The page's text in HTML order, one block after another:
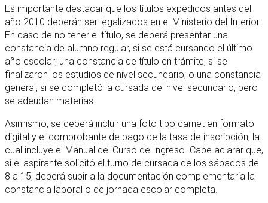
Es importante destacar que los títulos expedidos antes del
año 2010 deberán ser legalizados en el Ministerio del Interior.
En caso de no tener el título, se deberá presentar una
constancia de alumno regular, si se está cursando el último
año escolar; una constancia de título en trámite, si se
finalizaron los estudios de nivel secundario; o una constancia
general, si se completó la cursada del nivel secundario, pero
se adeudan materias.
Asimismo, se deberá incluir una foto tipo carnet en formato
digital y el comprobante de pago de la tasa de inscripción, la
cual incluye el Manual del Curso de Ingreso. Cabe aclarar que,
si el aspirante solicitó el turno de cursada de los sábados de
8 a 15, deberá subir a la documentación complementaria la
constancia laboral o de jornada escolar completa.